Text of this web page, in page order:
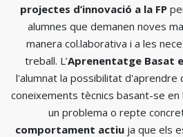
projectes d’innovació a la FP
alumnes que demanen noves
manera col.laborativa i a les
treball. L’Aprenentatge Basat
l'alumnat la possibilitat d'aprendre
coneixements tècnics basant-se en
un problema o repte
comportament actiuja que els